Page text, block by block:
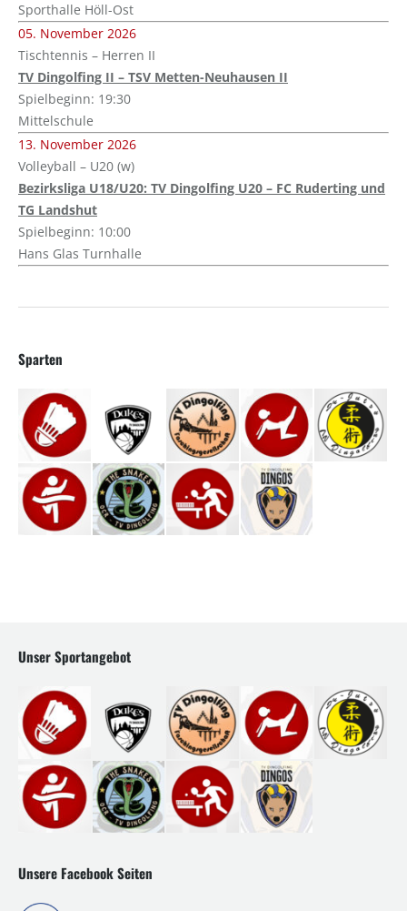
Sporthalle Höll-Ost
05. November 2026
Tischtennis – Herren II
TV Dingolfing II – TSV Metten-Neuhausen II
Spielbeginn: 19:30
Mittelschule
13. November 2026
Volleyball – U20 (w)
Bezirksliga U18/U20: TV Dingolfing U20 – FC Ruderting und
TG Landshut
Spielbeginn: 10:00
Hans Glas Turnhalle
Sparten
Unser Sportangebot
Unsere Facebook Seiten